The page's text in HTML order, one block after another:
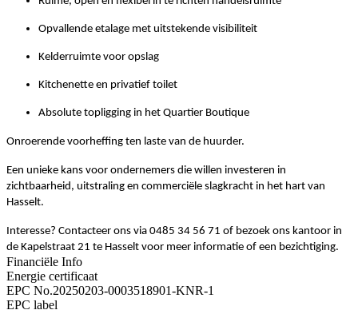
Opvallende etalage met uitstekende visibiliteit
Kelderruimte voor opslag
Kitchenette en privatief toilet
Absolute topligging in het Quartier Boutique
Onroerende voorheffing ten laste van de huurder.
Een unieke kans voor ondernemers die willen investeren in
zichtbaarheid, uitstraling en commerciële slagkracht in het hart van
Hasselt.
Interesse? Contacteer ons via 0485 34 56 71 of bezoek ons kantoor in
de Kapelstraat 21 te Hasselt voor meer informatie of een bezichtiging.
Financiële Info
Energie certificaat
EPC No.20250203-0003518901-KNR-1
EPC label